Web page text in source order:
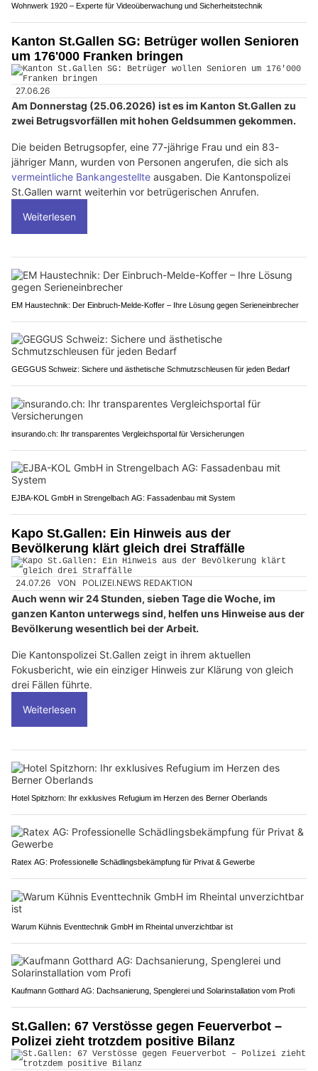
Wohnwerk 1920 – Experte für Videoüberwachung und Sicherheitstechnik
Kanton St.Gallen SG: Betrüger wollen Senioren
um 176'000 Franken bringen
27.06.26
Am Donnerstag (25.06.2026) ist es im Kanton St.Gallen zu
zwei Betrugsvorfällen mit hohen Geldsummen gekommen.
Die beiden Betrugsopfer, eine 77-jährige Frau und ein 83-
jähriger Mann, wurden von Personen angerufen, die sich als
vermeintliche Bankangestellte ausgaben. Die Kantonspolizei
St.Gallen warnt weiterhin vor betrügerischen Anrufen.
Weiterlesen
EM Haustechnik: Der Einbruch-Melde-Koffer – Ihre Lösung gegen Serieneinbrecher
GEGGUS Schweiz: Sichere und ästhetische Schmutzschleusen für jeden Bedarf
insurando.ch: Ihr transparentes Vergleichsportal für Versicherungen
EJBA-KOL GmbH in Strengelbach AG: Fassadenbau mit System
Kapo St.Gallen: Ein Hinweis aus der
Bevölkerung klärt gleich drei Straffälle
24.07.26 VON POLIZEI.NEWS REDAKTION
Auch wenn wir 24 Stunden, sieben Tage die Woche, im
ganzen Kanton unterwegs sind, helfen uns Hinweise aus der
Bevölkerung wesentlich bei der Arbeit.
Die Kantonspolizei St.Gallen zeigt in ihrem aktuellen
Fokusbericht, wie ein einziger Hinweis zur Klärung von gleich
drei Fällen führte.
Weiterlesen
Hotel Spitzhorn: Ihr exklusives Refugium im Herzen des Berner Oberlands
Ratex AG: Professionelle Schädlingsbekämpfung für Privat & Gewerbe
Warum Kühnis Eventtechnik GmbH im Rheintal unverzichtbar ist
Kaufmann Gotthard AG: Dachsanierung, Spenglerei und Solarinstallation vom Profi
St.Gallen: 67 Verstösse gegen Feuerverbot –
Polizei zieht trotzdem positive Bilanz